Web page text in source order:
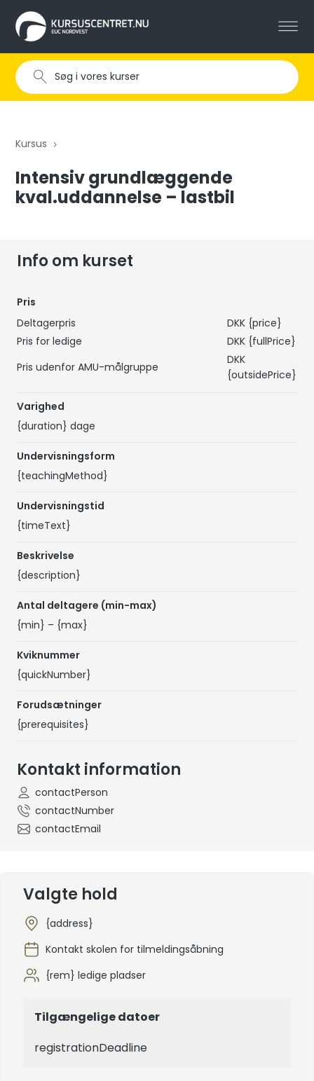
Kursus 5
Intensiv grundlæggende
kval.uddannelse – lastbil
Info om kurset
Pris
Deltagerpris
DKK {price}
Pris for ledige
DKK {fullPrice}
Pris udenfor AMU-målgruppe
DKK
{outsidePrice}
Varighed
{duration} dage
Undervisningsform
{teachingMethod}
Undervisningstid
{timeText}
Beskrivelse
{description}
Antal deltagere (min-max)
{min} – {max}
Kviknummer
{quickNumber}
Forudsætninger
{prerequisites}
Kontakt information
contactPerson
contactNumber
contactEmail
Valgte hold
{address}
Kontakt skolen for tilmeldingsåbning
{rem} ledige pladser
Tilgængelige datoer
registrationDeadline